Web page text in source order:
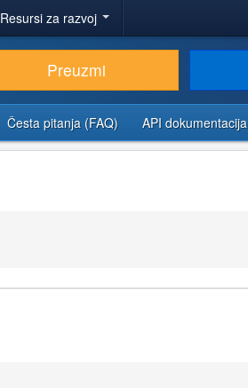
Resursi za razvoj
Preuzmi
Česta pitanja (FAQ) API dokumentacija